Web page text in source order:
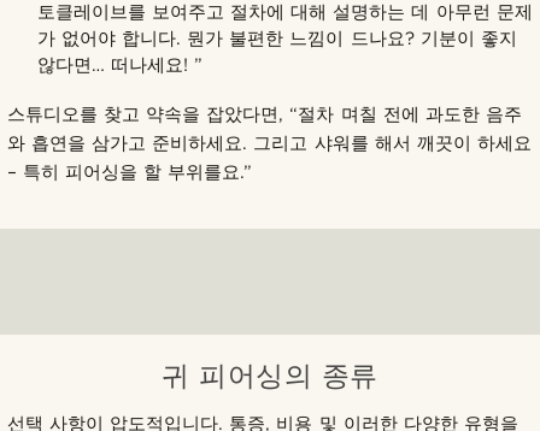
토클레이브를 보여주고 절차에 대해 설명하는 데 아무런 문제
가 없어야 합니다. 뭔가 불편한 느낌이 드나요? 기분이 좋지
않다면… 떠나세요! ”
스튜디오를 찾고 약속을 잡았다면, “절차 며칠 전에 과도한 음주
와 흡연을 삼가고 준비하세요. 그리고 샤워를 해서 깨끗이 하세요
– 특히 피어싱을 할 부위를요.”
귀 피어싱의 종류
선택 사항이 압도적입니다. 통증, 비용 및 이러한 다양한 유형을